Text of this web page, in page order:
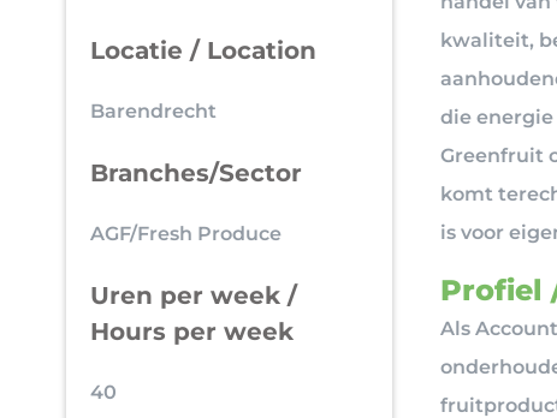
Locatie / Location
Barendrecht
Branches/Sector
AGF/Fresh Produce
Uren per week /
Hours per week
40
kwaliteit,
die
Greenfruit
komt
is voor
Profiel
Als